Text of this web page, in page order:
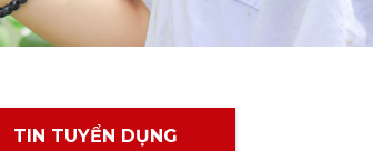
TIN TUYỂN DỤNG